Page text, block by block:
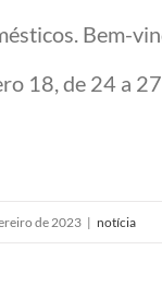
Bem-
18, de 24 a
de 2023 | notícia